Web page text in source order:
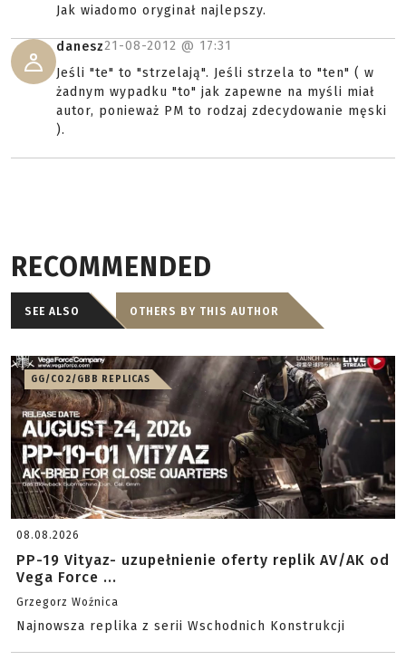
Jak wiadomo oryginał najlepszy.
danesz21-08-2012 @ 17:31
Jeśli "te" to "strzelają". Jeśli strzela to "ten" ( w
żadnym wypadku "to" jak zapewne na myśli miał
autor, ponieważ PM to rodzaj zdecydowanie męski
).
RECOMMENDED
SEE ALSO OTHERS BY THIS AUTHOR
GG/CO2/GBB REPLICAS
08.08.2026
PP-19 Vityaz- uzupełnienie oferty replik AV/AK od
Vega Force ...
Grzegorz Woźnica
Najnowsza replika z serii Wschodnich Konstrukcji